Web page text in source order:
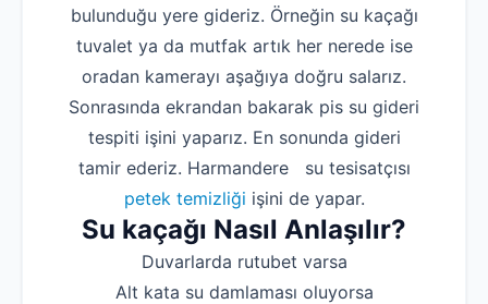
bulunduğu yere gideriz. Örneğin su kaçağı
tuvalet ya da mutfak artık her nerede ise
oradan kamerayı aşağıya doğru salarız.
Sonrasında ekrandan bakarak pis su gideri
tespiti işini yaparız. En sonunda gideri
tamir ederiz. Harmandere su tesisatçısı
petek temizliği işini de yapar.
Su kaçağı Nasıl Anlaşılır?
Duvarlarda rutubet varsa
Alt kata su damlaması oluyorsa